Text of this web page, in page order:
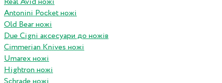
Antonini Pocket ножі
Old Bear ножі
Due Cigni аксесуари до ножів
Cimmerian Knives ножі
Umarex ножі
Hightron ножі